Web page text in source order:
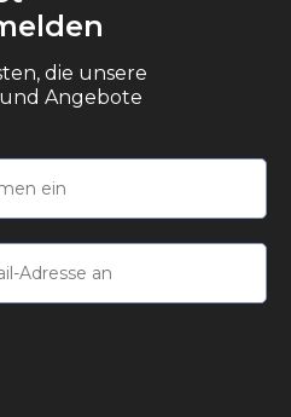
die unsere
Angebote